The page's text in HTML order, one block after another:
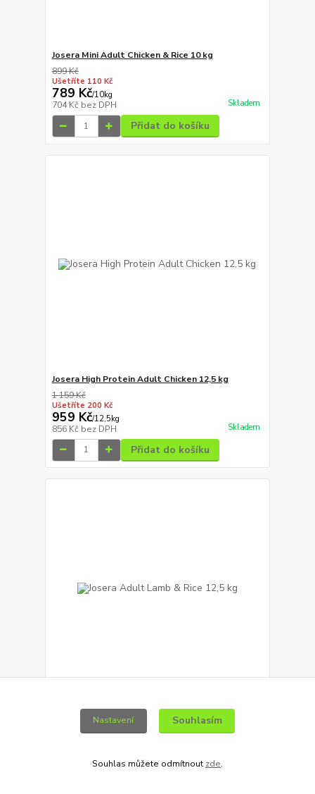
Josera Mini Adult Chicken & Rice 10 kg
899 Kč
Ušetříte 110 Kč
789 Kč/10kg
704 Kč bez DPH Skladem
Přidat do košíku
Josera High Protein Adult Chicken 12,5 kg
1 159 Kč
Ušetříte 200 Kč
959 Kč/12,5kg
856 Kč bez DPH Skladem
Přidat do košíku
Ušetříte 150 Kč
Nastavení Souhlasím
Souhlas můžete odmítnout zde.